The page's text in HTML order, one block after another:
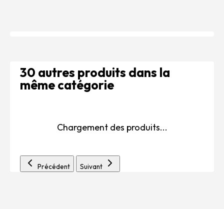
30 autres produits dans la
même catégorie
Chargement des produits...
Précédent Suivant